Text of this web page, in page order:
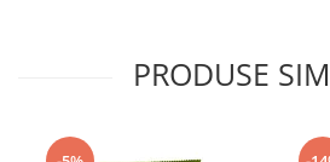
PRODUSE